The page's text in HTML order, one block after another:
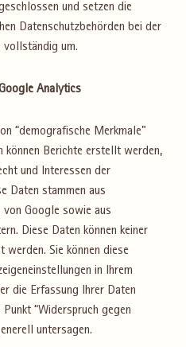
und setzen die
Datenschutzbehörden bei der
vollständig um.
Analytics
“demografische Merkmale”
können Berichte erstellt werden,
und Interessen der
Daten stammen aus
Google sowie aus
Diese Daten können keiner
werden. Sie können diese
in Ihrem
die Erfassung Ihrer Daten
“Widerspruch gegen
untersagen.